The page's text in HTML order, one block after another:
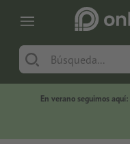
En verano seguimos aquí: